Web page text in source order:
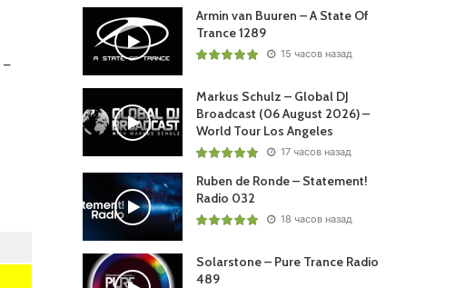
–
Armin van Buuren – A State Of
Trance 1289
15 часов назад
Markus Schulz – Global DJ
Broadcast (06 August 2026) –
World Tour Los Angeles
17 часов назад
Ruben de Ronde – Statement!
Radio 032
18 часов назад
Solarstone – Pure Trance Radio
489